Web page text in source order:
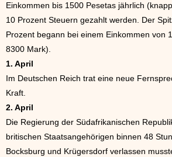
Einkommen bis 1500 Pesetas jährlich
10 Prozent Steuern gezahlt werden. Der
Prozent begann bei einem Einkommen von
8300 Mark).
1. April
Im Deutschen Reich trat eine neue
Kraft.
2. April
Die Regierung der Südafrikanischen
britischen Staatsangehörigen binnen 48
Bocksburg und Krügersdorf verlassen